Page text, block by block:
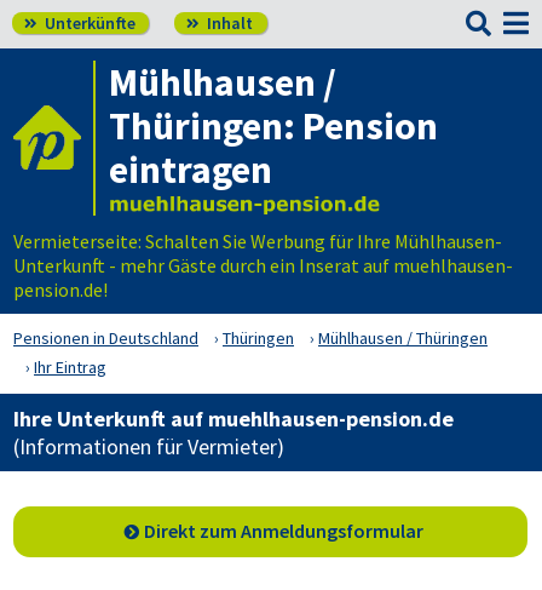
 Unterkünfte  Inhalt 
Mühlhausen /
Thüringen: Pension
eintragen
Vermieterseite: Schalten Sie Werbung für Ihre Mühlhausen-
Unterkunft - mehr Gäste durch ein Inserat auf muehlhausen-
pension.de!
Pensionen in Deutschland Thüringen
Mühlhausen / Thüringen
Ihr Eintrag
Ihre Unterkunft auf muehlhausen-pension.de
(Informationen für Vermieter)
Direkt zum Anmeldungsformular